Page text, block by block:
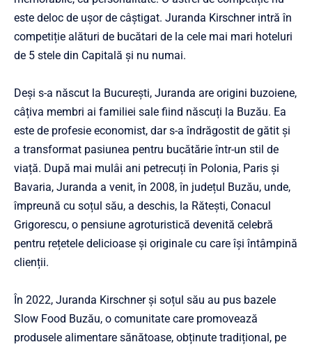
este deloc de ușor de câștigat. Juranda Kirschner intră în
competiție alături de bucătari de la cele mai mari hoteluri
de 5 stele din Capitală și nu numai.
Deși s-a născut la București, Juranda are origini buzoiene,
câțiva membri ai familiei sale fiind născuți la Buzău. Ea
este de profesie economist, dar s-a îndrăgostit de gătit și
a transformat pasiunea pentru bucătărie într-un stil de
viață. După mai mulâi ani petrecuți în Polonia, Paris şi
Bavaria, Juranda a venit, în 2008, în județul Buzău, unde,
împreună cu soțul său, a deschis, la Rătești, Conacul
Grigorescu, o pensiune agroturistică devenită celebră
pentru rețetele delicioase și originale cu care își întâmpină
clienții.
În 2022, Juranda Kirschner și soțul său au pus bazele
Slow Food Buzău, o comunitate care promovează
produsele alimentare sănătoase, obținute tradițional, pe